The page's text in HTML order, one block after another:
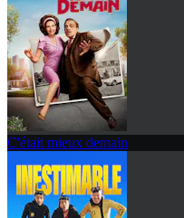
C'était mieux demain